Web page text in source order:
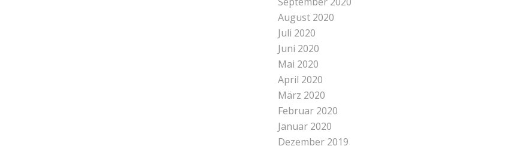
August 2020
Juli 2020
Juni 2020
Mai 2020
April 2020
März 2020
Februar 2020
Januar 2020
Dezember 2019